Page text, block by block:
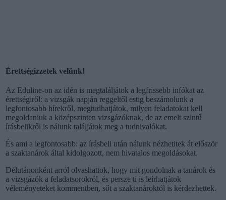
Érettségizzetek velünk!
Az Eduline-on az idén is megtaláljátok a legfrissebb infókat az
érettségiről: a vizsgák napján reggeltől estig beszámolunk a
legfontosabb hírekről, megtudhatjátok, milyen feladatokat kell
megoldaniuk a középszinten vizsgázóknak, de az emelt szintű
írásbelikről is nálunk találjátok meg a tudnivalókat.
És ami a legfontosabb: az írásbeli után nálunk nézhetitek át először
a szaktanárok által kidolgozott, nem hivatalos megoldásokat.
Délutánonként arról olvashattok, hogy mit gondolnak a tanárok és
a vizsgázók a feladatsorokról, és persze ti is leírhatjátok
véleményeteket kommentben, sőt a szaktanároktól is kérdezhettek.